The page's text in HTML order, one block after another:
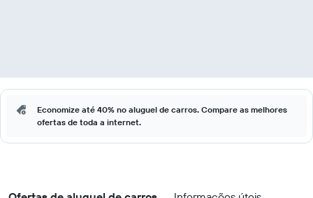
Economize até 40% no aluguel de carros. Compare as melhores
ofertas de toda a internet.